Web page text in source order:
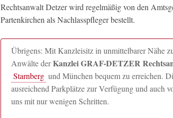
Rechtsanwalt Detzer wird regelmäßig von den
Partenkirchen als Nachlasspfleger bestellt.
Übrigens: Mit Kanzleisitz in unmittelbarer Nähe
Anwälte derKanzlei GRAF-DETZER
Starnberg und München bequem zu erreichen.
ausreichend Parkplätze zur Verfügung und auch
uns mit nur wenigen Schritten.